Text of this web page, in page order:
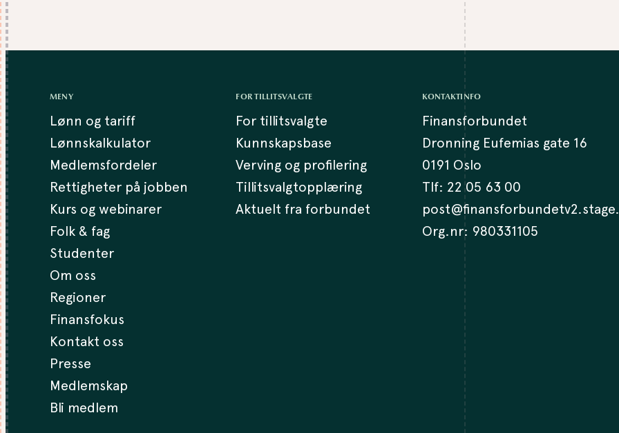
MENY
Lønn og tariff
Lønnskalkulator
Medlemsfordeler
Rettigheter på jobben
Kurs og webinarer
Folk & fag
Studenter
Om oss
Regioner
Finansfokus
Kontakt oss
Presse
Medlemskap
Bli medlem
FOR TILLITSVALGTE
For tillitsvalgte
Kunnskapsbase
Verving og profilering
Tillitsvalgtopplæring
Aktuelt fra forbundet
KONTAKTINFO
Finansforbundet
Dronning Eufemias gate 16
0191 Oslo
Tlf: 22 05 63 00
Org.nr: 980331105